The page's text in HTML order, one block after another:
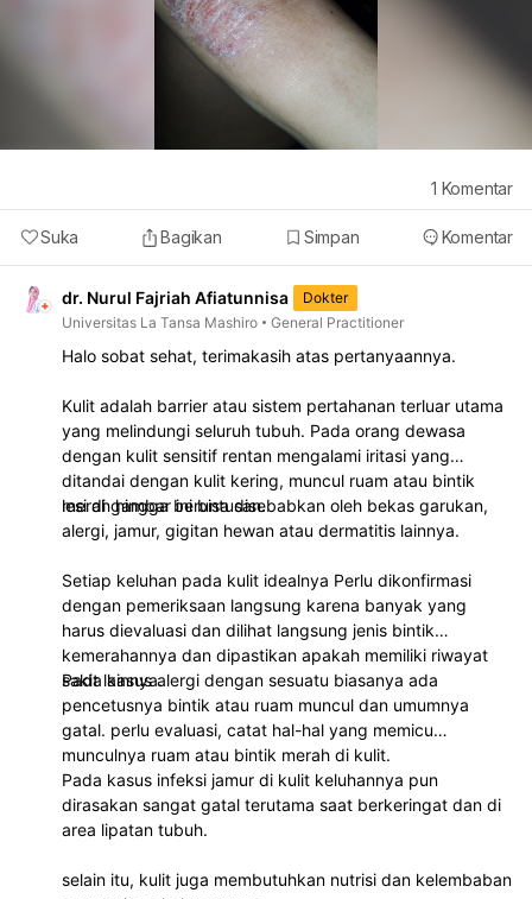
Suka Bagikan Simpan Komentar
1 Komentar
dr. Nurul Fajriah Afiatunnisa
Dokter
Universitas La Tansa Mashiro
General Practitioner
Halo sobat sehat, terimakasih atas pertanyaannya.
Kulit adalah barrier atau sistem pertahanan terluar utama
yang melindungi seluruh tubuh. Pada orang dewasa
dengan kulit sensitif rentan mengalami iritasi yang
ditandai dengan kulit kering, muncul ruam atau bintik
merah hingga beruntusan.
lesi di gambar ini bisa disebabkan oleh bekas garukan,
alergi, jamur, gigitan hewan atau dermatitis lainnya.
Setiap keluhan pada kulit idealnya Perlu dikonfirmasi
dengan pemeriksaan langsung karena banyak yang
harus dievaluasi dan dilihat langsung jenis bintik
kemerahannya dan dipastikan apakah memiliki riwayat
sakit lainnya.
Pada kasus alergi dengan sesuatu biasanya ada
pencetusnya bintik atau ruam muncul dan umumnya
gatal. perlu evaluasi, catat hal-hal yang memicu
munculnya ruam atau bintik merah di kulit.
Pada kasus infeksi jamur di kulit keluhannya pun
dirasakan sangat gatal terutama saat berkeringat dan di
area lipatan tubuh.
selain itu, kulit juga membutuhkan nutrisi dan kelembaban